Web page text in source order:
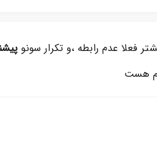
فعلا عدم رابطه ،و تکرار سونو
هست